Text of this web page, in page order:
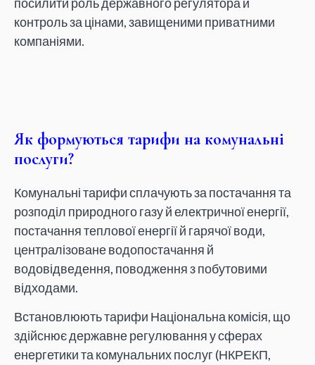
контроль за цінами, завищеними приватними
компаніями.
Як формуються тарифи на комунальні
послуги?
Комунальні тарифи сплачують за постачання та
розподіл природного газу й електричної енергії,
постачання теплової енергії й гарячої води,
централізоване водопостачання й
водовідведення, поводження з побутовими
відходами.
Встановлюють тарифи Національна комісія, що
здійснює державне регулювання у сферах
енергетики та комунальних послуг (НКРЕКП,